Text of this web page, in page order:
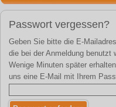
Passwort vergessen?
Geben Sie bitte die E-
die bei der Anmeldung benutzt
Wenige Minuten später
uns eine E-Mail mit Ihrem